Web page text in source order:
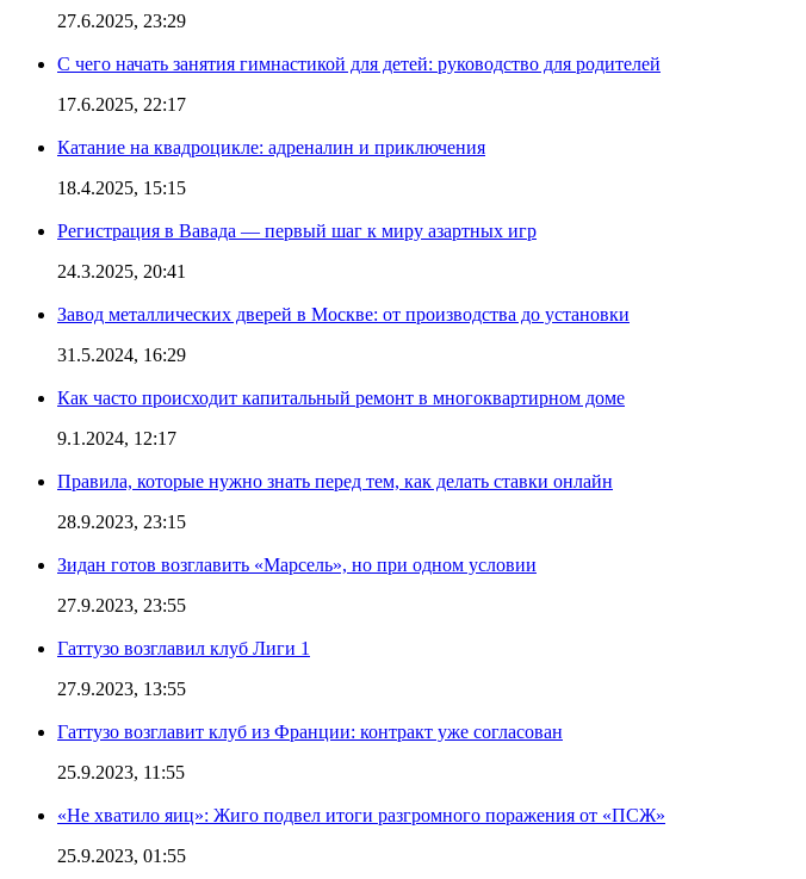
27.6.2025, 23:29
С чего начать занятия гимнастикой для детей: руководство для родителей
17.6.2025, 22:17
Катание на квадроцикле: адреналин и приключения
18.4.2025, 15:15
Регистрация в Вавада — первый шаг к миру азартных игр
24.3.2025, 20:41
Завод металлических дверей в Москве: от производства до установки
31.5.2024, 16:29
Как часто происходит капитальный ремонт в многоквартирном доме
9.1.2024, 12:17
Правила, которые нужно знать перед тем, как делать ставки онлайн
28.9.2023, 23:15
Зидан готов возглавить «Марсель», но при одном условии
27.9.2023, 23:55
Гаттузо возглавил клуб Лиги 1
27.9.2023, 13:55
Гаттузо возглавит клуб из Франции: контракт уже согласован
25.9.2023, 11:55
«Не хватило яиц»: Жиго подвел итоги разгромного поражения от «ПСЖ»
25.9.2023, 01:55